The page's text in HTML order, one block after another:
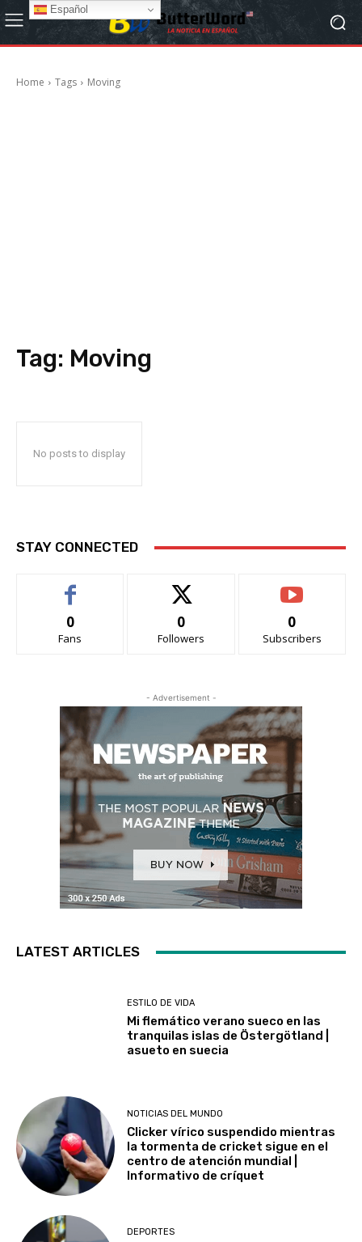
Home Tags Moving
Tag: Moving
No posts to display
STAY CONNECTED
0
Fans
0
Followers
0
Subscribers
- Advertisement -
LATEST ARTICLES
ESTILO DE VIDA
Mi flemático verano sueco en las
tranquilas islas de Östergötland |
asueto en suecia
NOTICIAS DEL MUNDO
Clicker vírico suspendido mientras
la tormenta de cricket sigue en el
centro de atención mundial |
Informativo de críquet
DEPORTES
Español